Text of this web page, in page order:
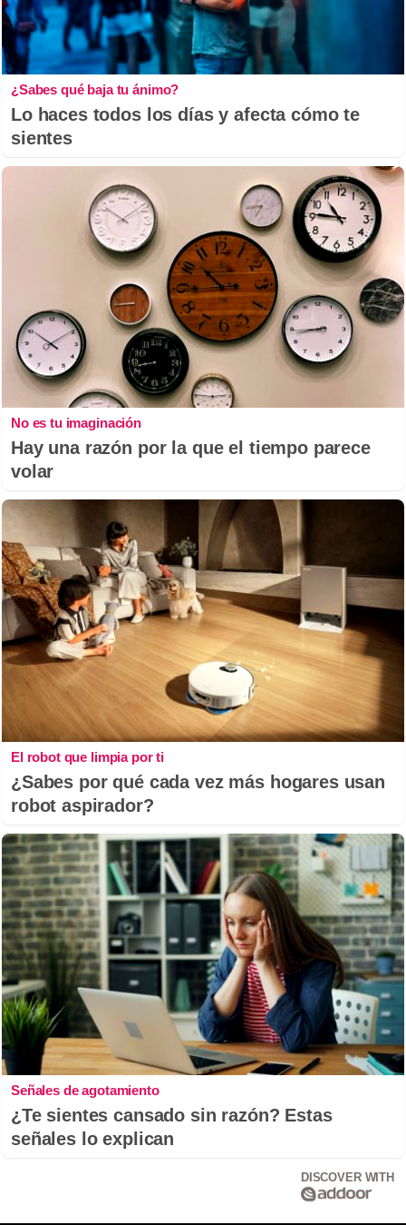
¿Sabes qué baja tu ánimo?
Lo haces todos los días y afecta cómo te
sientes
No es tu imaginación
Hay una razón por la que el tiempo parece
volar
El robot que limpia por ti
¿Sabes por qué cada vez más hogares usan
robot aspirador?
Señales de agotamiento
¿Te sientes cansado sin razón? Estas
señales lo explican
DISCOVER WITH